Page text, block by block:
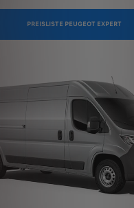
PREISLISTE PEUGEOT EXPERT